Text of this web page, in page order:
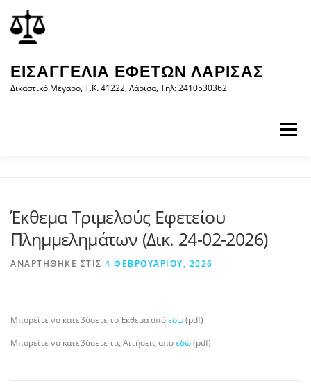
περιεχόμενο
στο
περιεχόμενο
ΕΙΣΑΓΓΕΛΊΑ ΕΦΕΤΏΝ ΛΆΡΙΣΑΣ
Δικαστικό Μέγαρο, Τ.Κ. 41222, Λάρισα, Τηλ: 2410530362
Μενού
ΝΈΑ/ΑΝΑΚΟΙΝΏΣΕΙΣ ΈΝΤΥΠΑ
Έκθεμα Τριμελούς Εφετείου
Πλημμελημάτων (Δικ. 24-02-2026)
ΑΝΑΡΤΉΘΗΚΕ ΣΤΙΣ 4 ΦΕΒΡΟΥΑΡΊΟΥ, 2026
Μπορείτε να κατεβάσετε το Έκθεμα απόεδώ(pdf)
Μπορείτε να κατεβάσετε τις Αιτήσεις απόεδώ(pdf)